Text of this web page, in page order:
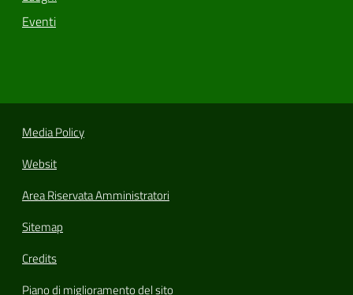
Eventi
Media Policy
Websit
Area Riservata Amministratori
Sitemap
Credits
Piano di miglioramento del sito